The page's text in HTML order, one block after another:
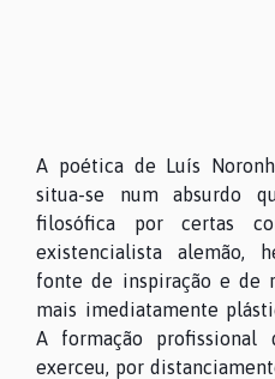
A poética de Luís
situa-se num absurdo
filosófica por certas
existencialista alemão,
fonte de inspiração e de
mais imediatamente
A formação profissional
exerceu, por